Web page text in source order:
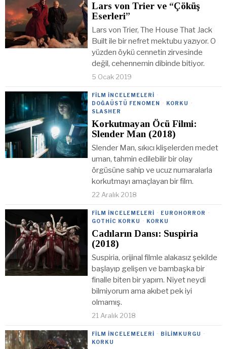
Lars von Trier ve “Çöküş
Eserleri”
Lars von Trier, The House That Jack
Built ile bir nefret mektubu yazıyor. O
yüzden öykü cennetin zirvesinde
değil, cehennemin dibinde bitiyor.
5 Ocak 2019
FILM İNCELEMELERI ·
DOĞAÜSTÜ FENOMEN · KORKU ·
SLASHER
Korkutmayan Öcü Filmi:
Slender Man (2018)
Slender Man, sıkıcı klişelerden medet
uman, tahmin edilebilir bir olay
örgüsüne sahip ve ucuz numaralarla
korkutmayı amaçlayan bir film.
22 Aralık 2018
FILM İNCELEMELERI · EUROHORROR ·
GOTHIC KORKU · KORKU
Cadıların Dansı: Suspiria
(2018)
Suspiria, orijinal filmle alakasız şekilde
başlayıp gelişen ve bambaşka bir
finalle biten bir yapım. Niyet neydi
bilmiyorum ama akıbet pek iyi
olmamış.
21 Aralık 2018
FILM İNCELEMELERI · BILIMKURGU ·
KORKU